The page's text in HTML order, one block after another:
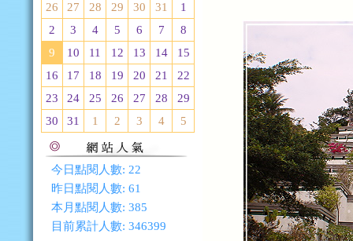
26 27 28 29 30 31
1
2
3 4 5 6 7
8
9
10 11 12 13 14
15
16
17 18 19 20 21
22
23
24 25 26 27 28
29
30
31 1 2 3 4 5
今日點閱人數: 22
昨日點閱人數: 61
本月點閱人數: 385
目前累計人數: 346399